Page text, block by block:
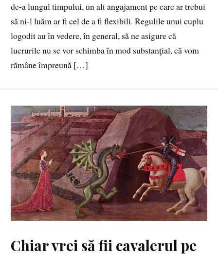
de-a lungul timpului, un alt angajament pe care ar trebui
să ni-l luăm ar fi cel de a fi flexibili. Regulile unui cuplu
logodit au în vedere, în general, să ne asigure că
lucrurile nu se vor schimba în mod substanţial, că vom
rămâne împreună […]
Chiar vrei să fii cavalerul pe